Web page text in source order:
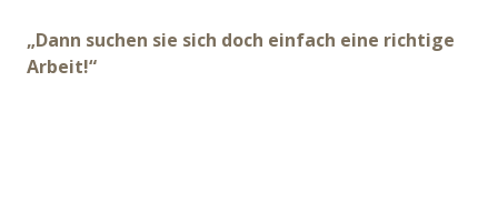
„Dann suchen sie sich doch einfach eine richtige
Arbeit!“